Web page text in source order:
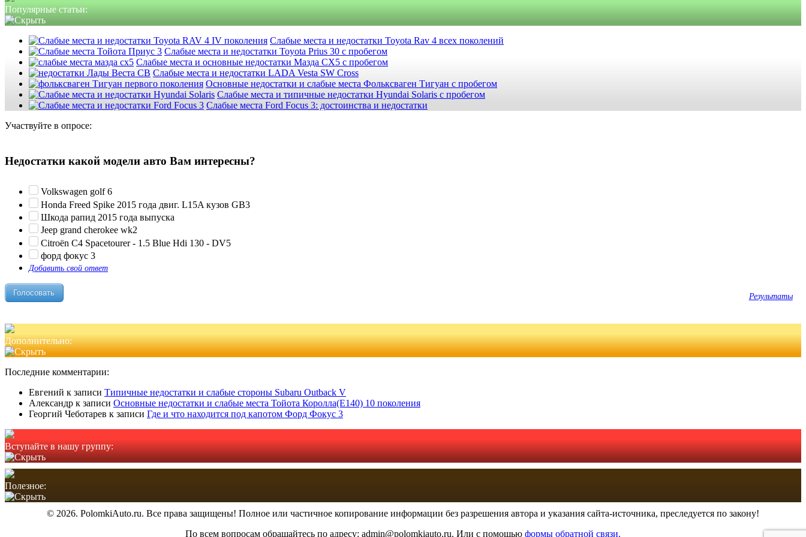
Популярные статьи:
Слабые места и недостатки Toyota Rav 4 всех поколений
Слабые места и недостатки Toyota Prius 30 с пробегом
Слабые места и основные недостатки Мазда СХ5 с пробегом
Слабые места и недостатки LADA Vesta SW Cross
Основные недостатки и слабые места Фольксваген Тигуан с пробегом
Слабые места и типичные недостатки Hyundai Solaris с пробегом
Слабые места Ford Focus 3: достоинства и недостатки
Участвуйте в опросе:
Недостатки какой модели авто Вам интересны?
Volkswagen golf 6
Honda Freed Spike 2015 года двиг. L15A кузов GB3
Шкода рапид 2015 года выпуска
Jeep grand cherokee wk2
Citroën C4 Spacetourer - 1.5 Blue Hdi 130 - DV5
форд фокус 3
Добавить свой ответ
Результаты
Дополнительно:
Последние комментарии:
Евгений к записи Типичные недостатки и слабые стороны Subaru Outback V
Александр к записи Основные недостатки и слабые места Тойота Королла(Е140) 10 поколения
Георгий Чеботарев к записи Где и что находится под капотом Форд Фокус 3
Вступайте в нашу группу:
Полезное:
© 2026. PolomkiAuto.ru. Все права защищены! Полное или частичное копирование информации без разрешения автора и указания сайта-источника, преследуется по закону!
По всем вопросам обращайтесь по адресу: admin@polomkiauto.ru. Или с помощью формы обратной связи.